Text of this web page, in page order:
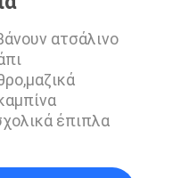
ατσάλινο
έπιπλα